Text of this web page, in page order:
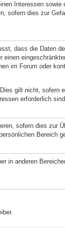
Interessen
sofern dies zur
dass die Daten
im Forum oder
gilt nicht, sofern
erforderlich
sofern dies zur
Bereich
in anderen